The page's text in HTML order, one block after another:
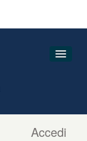
Accedi